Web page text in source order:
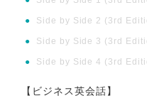
● Side by Side 2 (3rd
● Side by Side 3 (3rd
● Side by Side 4 (3rd
【ビジネス英会話】